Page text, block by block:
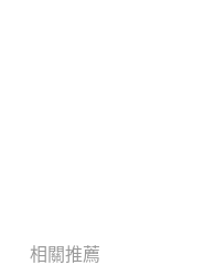
相關推薦